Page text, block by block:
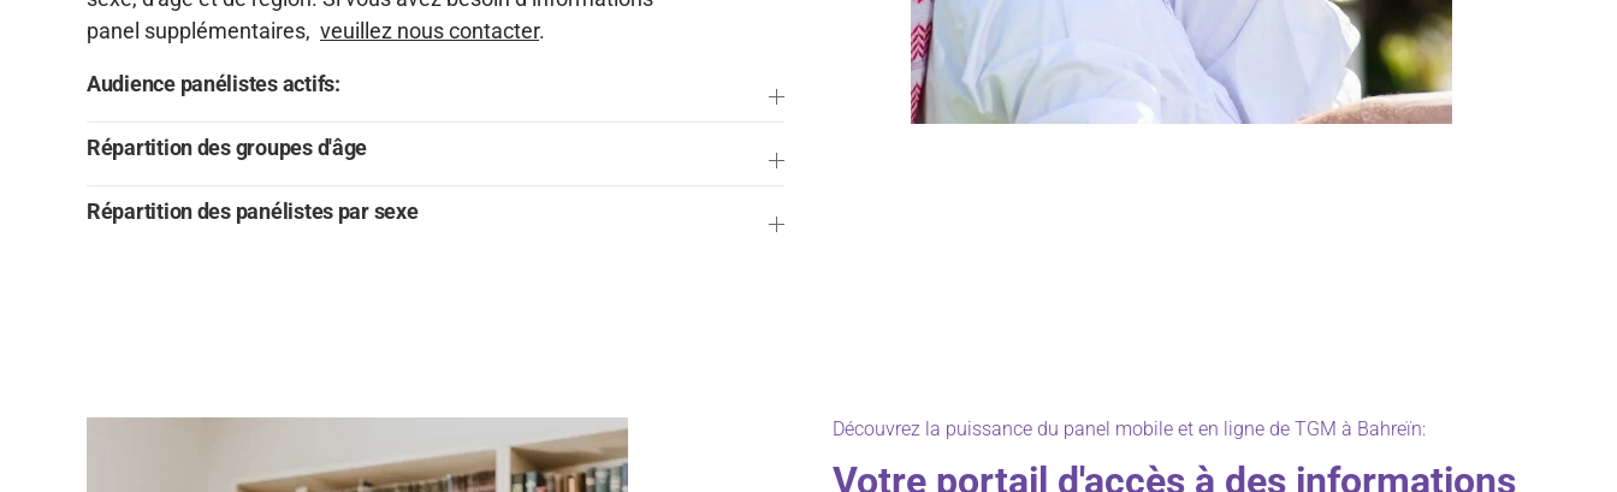
panel supplémentaires, veuillez nous contacter.
Audience panélistes actifs:
Répartition des groupes d'âge
Répartition des panélistes par sexe
Découvrez la puissance du panel mobile et en ligne de TGM à Bahreïn:
Votre portail d'accès à des informations